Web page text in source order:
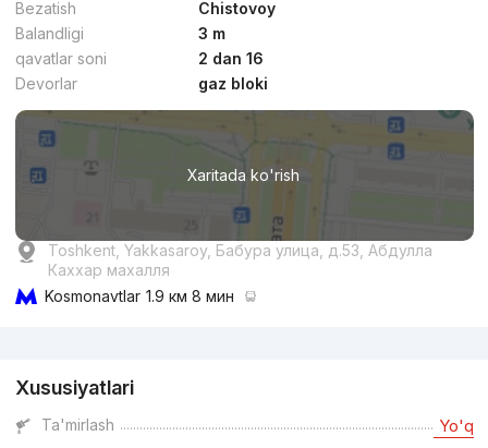
Bezatish
Chistovoy
Balandligi
3 m
qavatlar soni
2 dan 16
Devorlar
gaz bloki
Xaritada ko'rish
Toshkent, Yakkasaroy, Бабура улица, д.53, Абдулла
Каххар махалля
Kosmonavtlar 1.9 км 8 мин
Xususiyatlari
Ta'mirlash Yo'q